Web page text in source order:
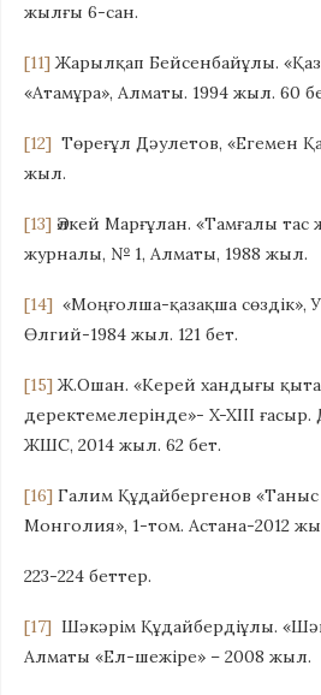
жылғы 6-сан.
[11] Жарылқап Бейсенбайұлы.
«Атамұра», Алматы. 1994 жыл. 60
[12] Төреғұл Дәулетов, «Егемен
жыл.
[13] Әлкей Марғұлан. «Тамғалы
журналы, № 1, Алматы, 1988 жыл.
[14] «Моңғолша-қазақша сөздік»,
Өлгий-1984 жыл. 121 бет.
[15] Ж.Ошан. «Керей хандығы
деректемелерінде»- X-XIII ғасыр.
ЖШС, 2014 жыл. 62 бет.
[16] Галим Құдайбергенов
Монголия», 1-том. Астана-2012
223-224 беттер.
[17] Шәкәрім Құдайбердіұлы.
Алматы «Ел-шежіре» – 2008 жыл.